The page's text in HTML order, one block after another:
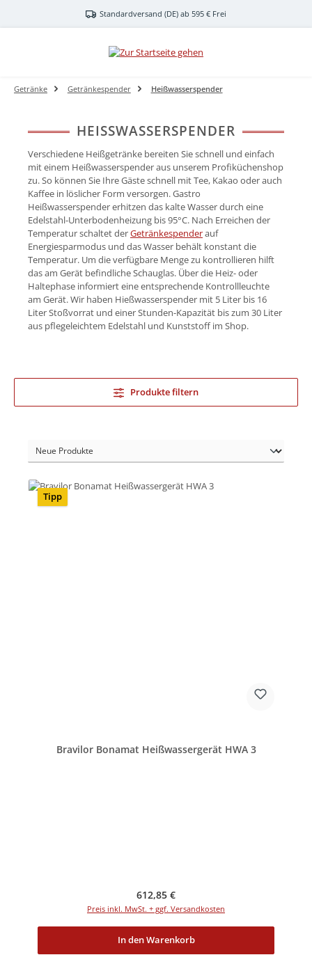
Zum Hauptinhalt springenStandardversand (DE) ab 595 € Frei
Getränke Getränkespender Heißwasserspender
HEISSWASSERSPENDER
Verschiedene Heißgetränke bereiten Sie schnell und einfach
mit einem Heißwasserspender aus unserem Profiküchenshop
zu. So können Sie Ihre Gäste schnell mit Tee, Kakao oder auch
Kaffee in löslicher Form versorgen. Gastro
Heißwasserspender erhitzen das kalte Wasser durch eine
Edelstahl-Unterbodenheizung bis 95°C. Nach Erreichen der
Temperatur schaltet derGetränkespenderauf
Energiesparmodus und das Wasser behält konstant die
Temperatur. Um die verfügbare Menge zu kontrollieren hilft
das am Gerät befindliche Schauglas. Über die Heiz- oder
Haltephase informiert eine entsprechende Kontrollleuchte
am Gerät. Wir haben Hießwasserspender mit 5 Liter bis 16
Liter Stoßvorrat und einer Stunden-Kapazität bis zum 30 Liter
aus pflegeleichtem Edelstahl und Kunststoff im Shop.
Produkte filtern
Tipp
Bravilor Bonamat Heißwassergerät HWA 3
Regulärer Preis:
612,85 €
Preis inkl. MwSt. + ggf. Versandkosten
In den Warenkorb